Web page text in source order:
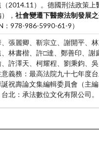
2014.11）。德國刑法政策
， 社會變遷下醫療法制發展之
：978-986-5990-61-9）
張麗卿、靳宗立、謝開平、
林書楷、許□達、鄭善印、謝
、許澤天、柯耀程、劉秉鈞、
義務：最高法院九十七年度
祝壽論文集編輯委員會（主編
北：承法數位文化有限公司